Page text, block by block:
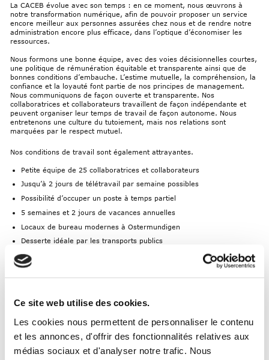
Ce site web utilise des cookies.
Les cookies nous permettent de personnaliser le contenu
et les annonces, d'offrir des fonctionnalités relatives aux
médias sociaux et d'analyser notre trafic. Nous
La CACEB évolue avec son temps : en ce moment, nous œuvrons à
notre transformation numérique, afin de pouvoir proposer un service
encore meilleur aux personnes assurées chez nous et de rendre notre
administration encore plus efficace, dans l’optique d’économiser les
ressources.
Nous formons une bonne équipe, avec des voies décisionnelles courtes,
une politique de rémunération équitable et transparente ainsi que de
bonnes conditions d’embauche. L’estime mutuelle, la compréhension, la
confiance et la loyauté font partie de nos principes de management.
Nous communiquons de façon ouverte et transparente. Nos
collaboratrices et collaborateurs travaillent de façon indépendante et
peuvent organiser leur temps de travail de façon autonome. Nous
entretenons une culture du tutoiement, mais nos relations sont
marquées par le respect mutuel.
Nos conditions de travail sont également attrayantes.
Petite équipe de 25 collaboratrices et collaborateurs
Jusqu’à 2 jours de télétravail par semaine possibles
Possibilité d’occuper un poste à temps partiel
5 semaines et 2 jours de vacances annuelles
Locaux de bureau modernes à Ostermundigen
Desserte idéale par les transports publics
Espace de pause attrayant avec terrasse ensoleillée
Contrat de collaboration avec une crèche
Solution de caisse de pension attrayante
Assurance d’indemnités journalières en cas de maladie et assurance
complémentaire ANP à la charge de la CACEB
valeur de CHF 1000.–